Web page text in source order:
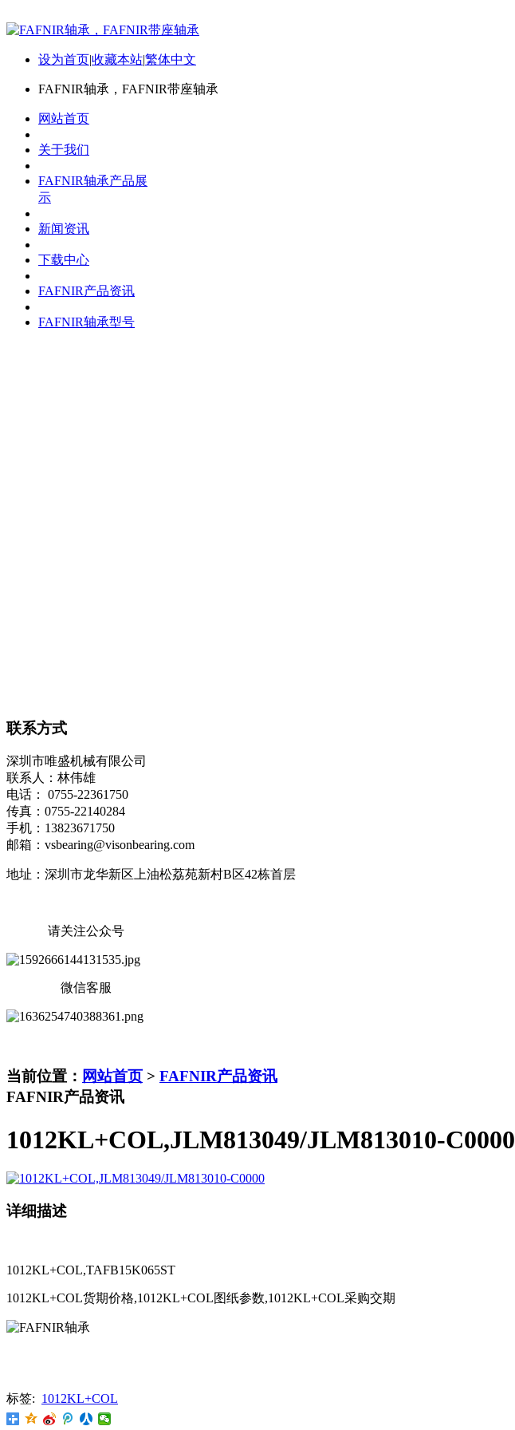
设为首页|收藏本站|繁体中文
FAFNIR轴承，FAFNIR带座轴承
网站首页
关于我们
FAFNIR轴承产品展
示
新闻资讯
下载中心
FAFNIR产品资讯
FAFNIR轴承型号
联系方式
深圳市唯盛机械有限公司
联系人：林伟雄
电话： 0755-22361750
传真：0755-22140284
手机：13823671750
邮箱：vsbearing@visonbearing.com
地址：深圳市龙华新区上油松荔苑新村B区42栋首层
请关注公众号
微信客服
当前位置： 网站首页 > FAFNIR产品资讯
FAFNIR产品资讯
1012KL+COL,JLM813049/JLM813010-C0000
详细描述
1012KL+COL,TAFB15K065ST
1012KL+COL货期价格,1012KL+COL图纸参数,1012KL+COL采购交期
标签: 1012KL+COL